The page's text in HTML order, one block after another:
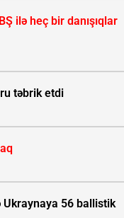
ilə heç bir danışıqlar
təbrik etdi
Ukraynaya 56 ballistik